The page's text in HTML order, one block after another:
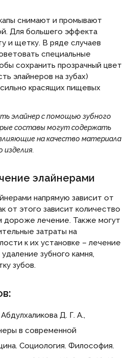
снимают и промывают
Для большего эффекта
и щетку. В ряде случаев
специальные
сохранить прозрачный цвет
элайнеров на зубах)
красящих пищевых
элайнер с помощью зубного
составы могут содержать
на качество материала
изделия.
элайнерами
напрямую зависит от
от этого зависит количество
дороже лечение. Также могут
затраты на
к их установке – лечение
зубного камня,
зубов.
Д. Г. А.,
в современной
Социология. Философия.